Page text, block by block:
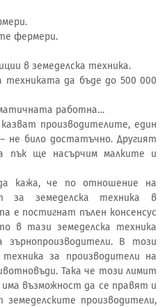
фермери.
в земеделска техника.
техниката да бъде до 500 000
работна…
производителите, един
не било достатъчно. Другият
пък ще насърчим малките и
кажа, че по отношение на
за земеделска техника в
е постигнат пълен консенсус
в тази земеделска техника
В този
за производители на
Така че този лимит
възможност да се правят и
производители,